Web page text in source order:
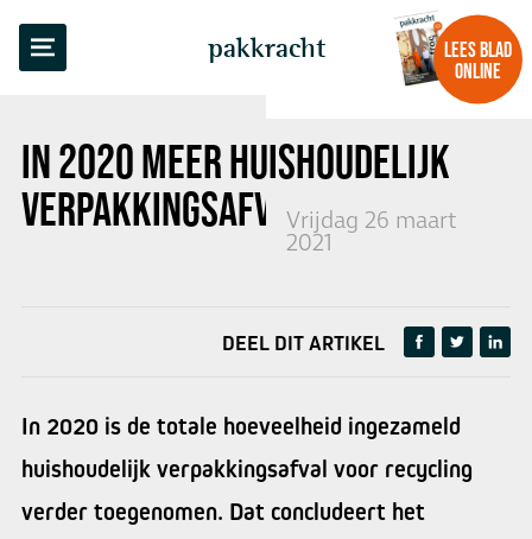
pakkracht
LEES BLAD
ONLINE
IN 2020 MEER HUISHOUDELIJK
VERPAKKINGSAFVAL GESCHEIDEN
Vrijdag 26 maart
2021
TERUG NAAR OVERZICHT
DEEL DIT ARTIKEL
In 2020 is de totale hoeveelheid ingezameld
huishoudelijk verpakkingsafval voor recycling
verder toegenomen. Dat concludeert het